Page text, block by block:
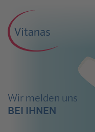
Wir melden uns
BEI IHNEN